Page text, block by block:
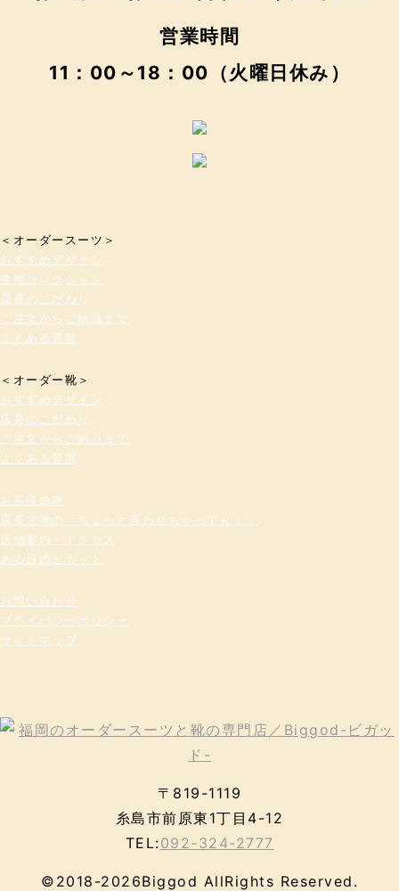
営業時間
11：00～18：00（火曜日休み）
＜オーダースーツ＞
おすすめデザイン
生地コレクション
店長のこだわり
ご注文からご納品まで
よくある質問
＜オーダー靴＞
おすすめデザイン
店長のこだわり
ご注文からご納品まで
よくある質問
お客様の声
店長大神の「ちょっと言わせちゃってん！」
店舗案内・アクセス
ある日のビガッド
お問い合わせ
プライバシーポリシー
サイトマップ
〒819-1119
糸島市前原東1丁目4-12
TEL:092-324-2777
©2018-2026Biggod AllRights Reserved.